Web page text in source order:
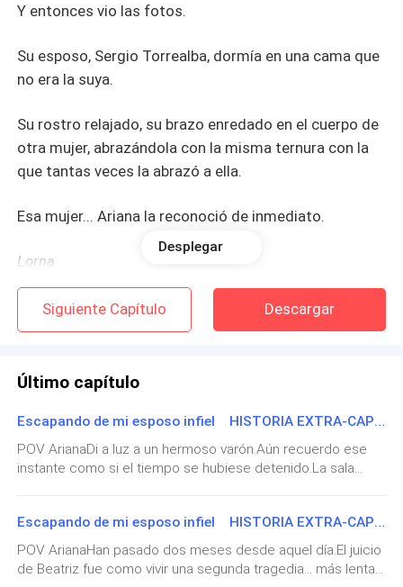
Y entonces vio las fotos.
Su esposo, Sergio Torrealba, dormía en una cama que
no era la suya.
Su rostro relajado, su brazo enredado en el cuerpo de
otra mujer, abrazándola con la misma ternura con la
que tantas veces la abrazó a ella.
Esa mujer... Ariana la reconoció de inmediato.
Lorna.
Gerente de la empresa. Compañera de negocios.
La traición la golpeó en el estómago como si hubiera
recibido un puñetazo. Sintió que el aire le faltaba, que
el suelo bajo sus pies se desvanecía.
Un sollozo desgarrador escapó de su garganta.
Desplegar
Siguiente Capítulo Descargar
Último capítulo
Escapando de mi esposo infiel HISTORIA EXTRA-CAPÍTULO: final
POV ArianaDi a luz a un hermoso varón.Aún recuerdo ese
instante como si el tiempo se hubiese detenido.La sala
arrugado, temblando, pero con una fuerza en su llanto que
estremeció mi alma.Y luego, cuando Gabriel se acercó y lo
sostuvo por primera vez en brazos, supe la verdad más
profunda de todas: el amor entre nosotros nunca murió.
Escapando de mi esposo infiel HISTORIA EXTRA-CAPÍTULO: El enfrentamiento
POV ArianaHan pasado dos meses desde aquel día.El juicio
de Beatriz fue como vivir una segunda tragedia… más lenta,